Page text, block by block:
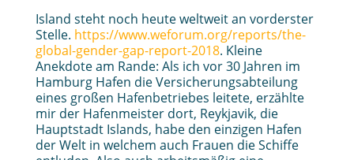
Island steht noch heute weltweit an vorderster
Stelle. https://www.weforum.org/reports/the-
global-gender-gap-report-2018. Kleine
Anekdote am Rande: Als ich vor 30 Jahren im
Hamburg Hafen die Versicherungsabteilung
eines großen Hafenbetriebes leitete, erzählte
mir der Hafenmeister dort, Reykjavik, die
Hauptstadt Islands, habe den einzigen Hafen
der Welt in welchem auch Frauen die Schiffe